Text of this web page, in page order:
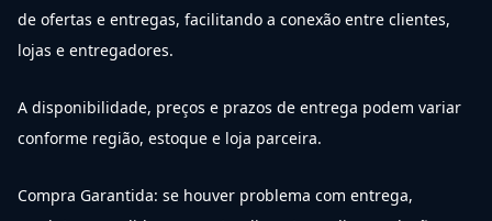
de ofertas e entregas, facilitando a conexão entre clientes,
lojas e entregadores.
A disponibilidade, preços e prazos de entrega podem variar
conforme região, estoque e loja parceira.
Compra Garantida: se houver problema com entrega,